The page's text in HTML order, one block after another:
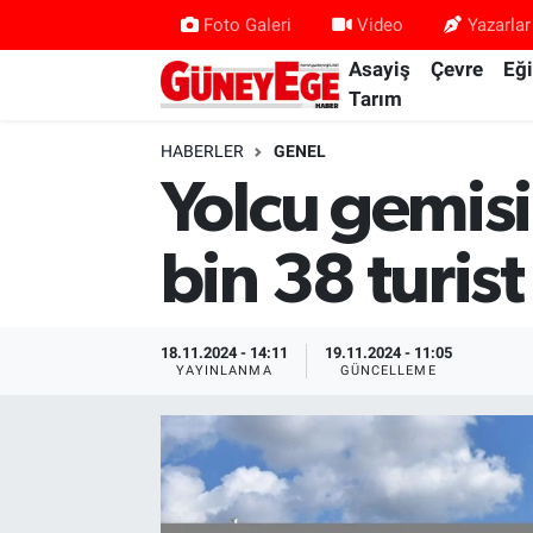
Foto Galeri Video Yazarlar
Asayiş Çevre
Tarım
HABERLER GENEL
Yolcu
bin 38
18.11.2024 - 14:11
YAYINLANMA
19.11.2024 - 11:05
GÜNCELLEME
İstanbul Hava Durumu
İstanbul Trafik Yoğunluk Haritası
Süper Lig Puan Durumu ve Fikstür
Tüm Manşetler